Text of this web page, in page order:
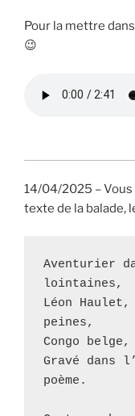
Pour la mettre
😉
14/04/2025 – Vous
texte de la balade,
Aventurier
lointaines,
Léon
peines,
Congo
Gravé dans
poème.